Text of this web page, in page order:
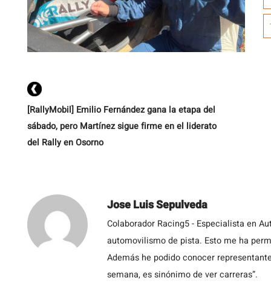
[RallyMobil] Emilio Fernández gana la etapa del
sábado, pero Martínez sigue firme en el liderato
del Rally en Osorno
Jose Luis Sepulveda
Colaborador Racing5 - Especialista en
automovilismo de pista. Esto me ha
Además he podido conocer
semana, es sinónimo de ver carreras”.